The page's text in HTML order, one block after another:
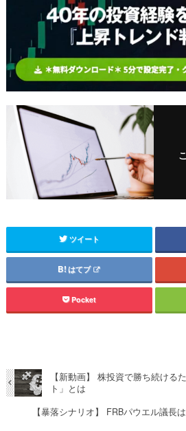
ツイート
はてブ
Pocket
【新動画】 株投資で勝ち続ける
ト」とは
【暴落シナリオ】 FRBパウエル議長